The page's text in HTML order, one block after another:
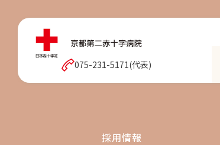
075-231-5171(代表)
採用情報